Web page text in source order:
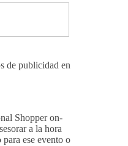
de publicidad en
Shopper on-
a la hora
ese evento o